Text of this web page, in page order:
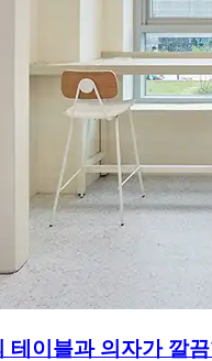
테이블과 의자가 깔